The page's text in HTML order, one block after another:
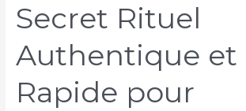
Secret Rituel
Authentique et
Rapide pour